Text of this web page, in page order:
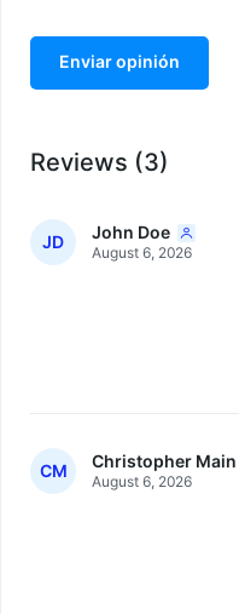
Enviar opinión
Reviews (3)
JD John Doe
August 6, 2026
CM Christopher Main
August 6, 2026